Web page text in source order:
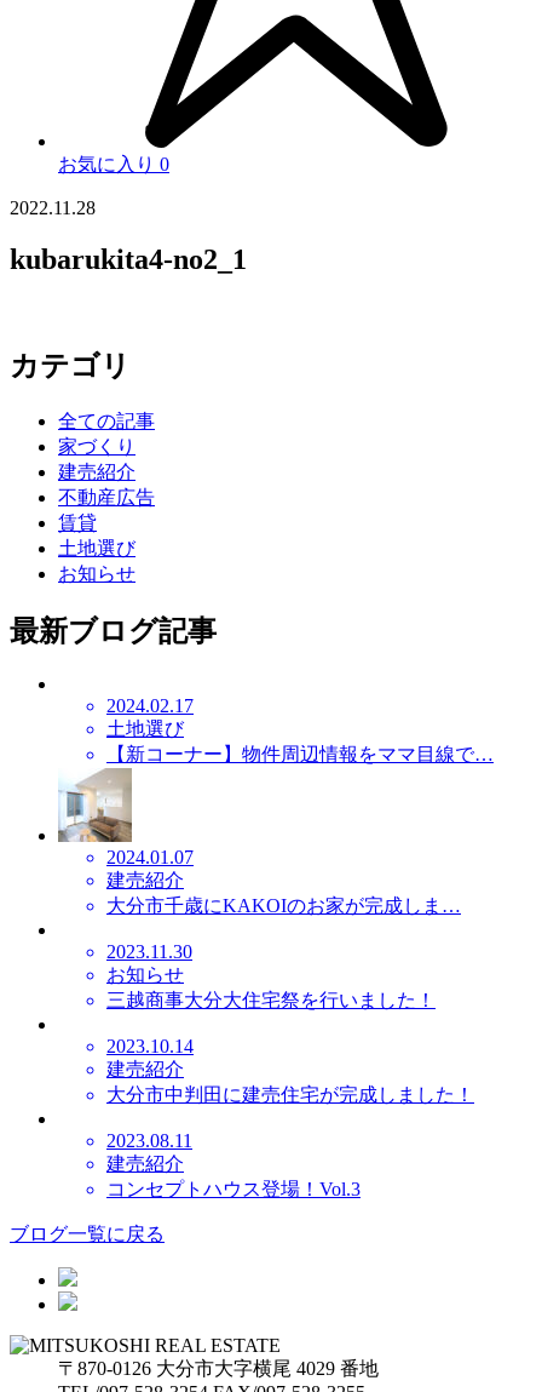
お気に入り 0
2022.11.28
kubarukita4-no2_1
カテゴリ
全ての記事
家づくり
建売紹介
不動産広告
賃貸
土地選び
お知らせ
最新ブログ記事
2024.02.17
土地選び
【新コーナー】物件周辺情報をママ目線で…
2024.01.07
建売紹介
大分市千歳にKAKOIのお家が完成しま…
2023.11.30
お知らせ
三越商事大分大住宅祭を行いました！
2023.10.14
建売紹介
大分市中判田に建売住宅が完成しました！
2023.08.11
建売紹介
コンセプトハウス登場！Vol.3
ブログ一覧に戻る
〒870-0126 大分市大字横尾 4029 番地